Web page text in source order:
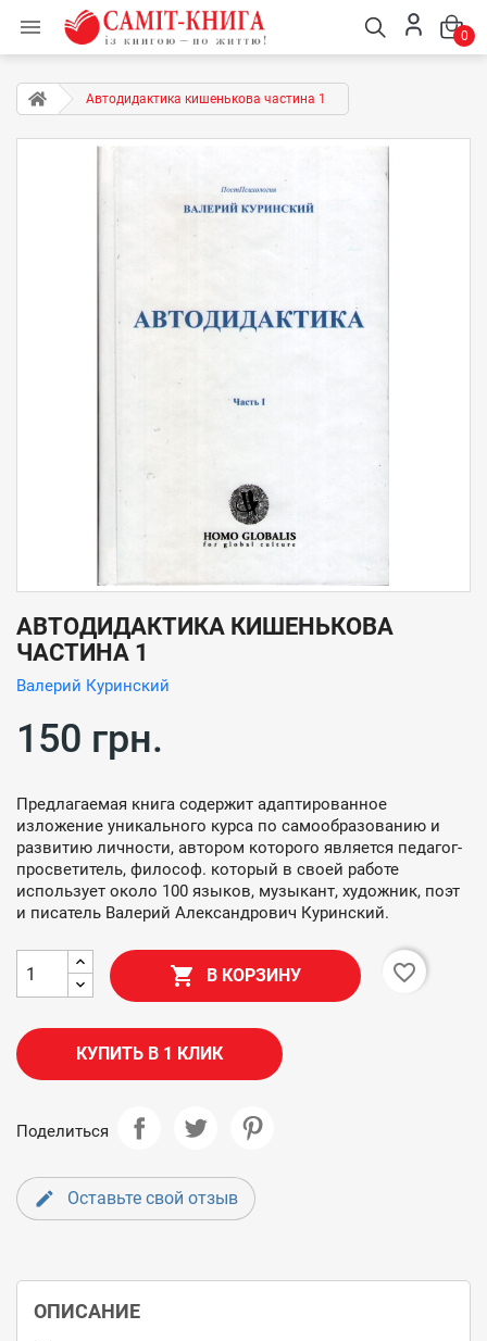
 0
Автодидактика кишенькова частина 1
АВТОДИДАКТИКА КИШЕНЬКОВА
ЧАСТИНА 1
Валерий Куринский
150 грн.
Предлагаемая книга содержит адаптированное
изложение уникального курса по самообразованию и
развитию личности, автором которого является педагог-
просветитель, философ. который в своей работе
использует около 100 языков, музыкант, художник, поэт
и писатель Валерий Александрович Куринский.
 В КОРЗИНУ favorite_border
КУПИТЬ В 1 КЛИК
Поделиться
Оставьте свой отзыв
ОПИСАНИЕ